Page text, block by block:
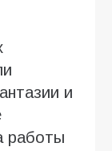
и
работы